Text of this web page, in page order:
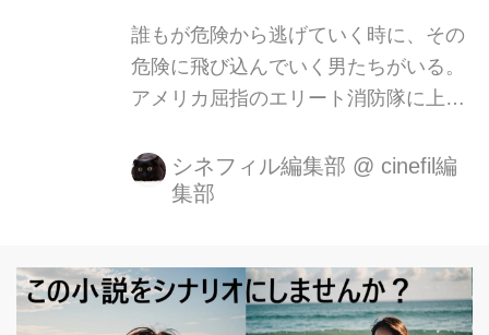
誰もが危険から逃げていく時に、その
危険に飛び込んでいく男たちがいる。
アメリカ屈指のエリート消防隊に上り
ンリー・ザ・ブレイブ』が、6月22日
（金）TOHOシネマズ 日比谷他にて全
ングに決定！ 楽曲を使用した本予告映
像が解禁となります！！ 炎は怖くな
シネフィル編集部 @ cinefil編
集部